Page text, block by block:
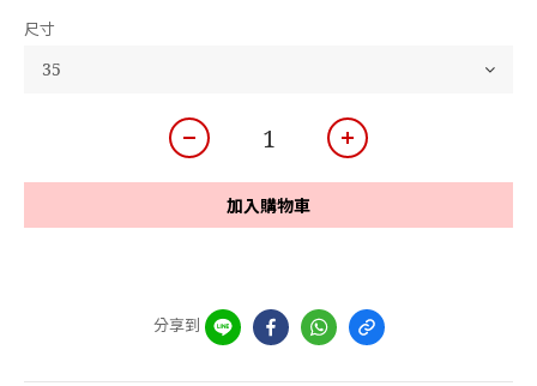
尺寸
加入購物車
分享到